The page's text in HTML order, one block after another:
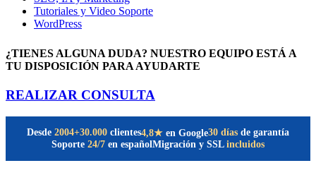
Tutoriales y Video Soporte
WordPress
¿TIENES ALGUNA DUDA? NUESTRO EQUIPO ESTÁ A
TU DISPOSICIÓN PARA AYUDARTE
REALIZAR CONSULTA
Desde 2004+30.000 clientes4,8★ en Google30 días de garantía
Soporte 24/7 en españolMigración y SSL incluidos